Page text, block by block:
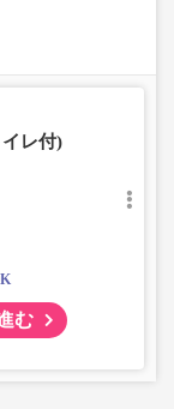
レ付)
む